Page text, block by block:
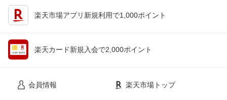
楽天市場アプリ新規利用で1,000ポイント
楽天カード新規入会で2,000ポイント
会員情報 楽天市場トップ